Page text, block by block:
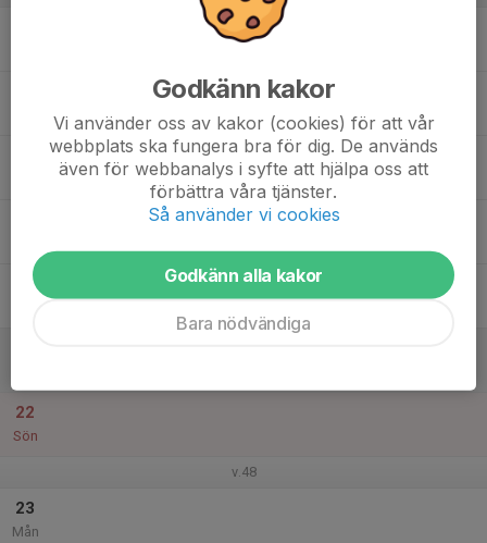
20
22
Sön
v.48
23
Mån
Godkänn kakor
Vi använder oss av kakor (cookies) för att vår
webbplats ska fungera bra för dig. De används
även för webbanalys i syfte att hjälpa oss att
förbättra våra tjänster.
Så använder vi cookies
Godkänn alla kakor
Bara nödvändiga